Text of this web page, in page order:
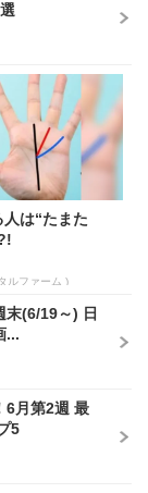
は“たまた
ルファーム )
末(6/19～) 日
...
6月第2週 最
5